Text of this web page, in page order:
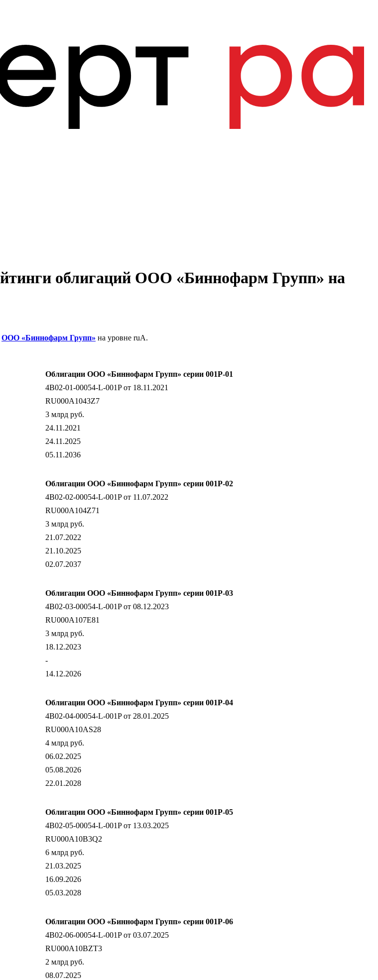
облигаций ООО «Биннофарм Групп» на
ООО «Биннофарм Групп» на уровне ruA.
Облигации ООО «Биннофарм Групп» серии 001P-01
4B02-01-00054-L-001P от 18.11.2021
RU000A1043Z7
3 млрд руб.
24.11.2021
24.11.2025
05.11.2036
Облигации ООО «Биннофарм Групп» серии 001Р-02
4B02-02-00054-L-001P от 11.07.2022
RU000A104Z71
3 млрд руб.
21.07.2022
21.10.2025
02.07.2037
Облигации ООО «Биннофарм Групп» серии 001Р-03
4B02-03-00054-L-001P от 08.12.2023
RU000A107E81
3 млрд руб.
18.12.2023
-
14.12.2026
Облигации ООО «Биннофарм Групп» серии 001Р-04
4B02-04-00054-L-001P от 28.01.2025
RU000A10AS28
4 млрд руб.
06.02.2025
05.08.2026
22.01.2028
Облигации ООО «Биннофарм Групп» серии 001Р-05
4B02-05-00054-L-001P от 13.03.2025
RU000A10B3Q2
6 млрд руб.
21.03.2025
16.09.2026
05.03.2028
Облигации ООО «Биннофарм Групп» серии 001Р-06
4B02-06-00054-L-001P от 03.07.2025
RU000A10BZT3
2 млрд руб.
08.07.2025